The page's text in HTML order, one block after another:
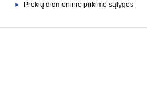
Prekių didmeninio pirkimo sąlygos